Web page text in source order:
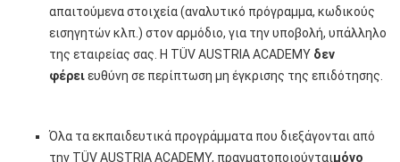
απαιτούμενα στοιχεία (αναλυτικό πρόγραμμα, κωδικούς
εισηγητών κλπ.) στον αρμόδιο, για την υποβολή, υπάλληλο
της εταιρείας σας. Η TÜV AUSTRIA ACADEMY δεν
φέρειευθύνη σε περίπτωση μη έγκρισης της επιδότησης.
Όλα τα εκπαιδευτικά προγράμματα που διεξάγονται από
την TÜV AUSTRIA ACADEMY, πραγματοποιούνταιμόνο